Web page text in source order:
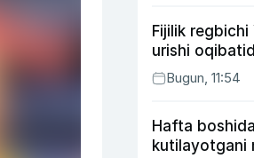
Fijilik
urishi
Bugun, 11:54
Hafta
kutilayotgani